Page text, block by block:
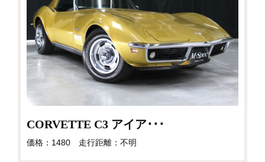
CORVETTE C3 アイア･･･
価格：1480 走行距離：不明